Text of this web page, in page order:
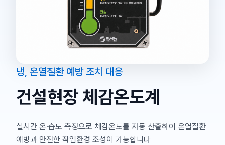
냉, 온열질환 예방 조치 대응
건설현장 체감온도계
실시간 온·습도 측정으로 체감온도를 자동 산출하여 온열질환
예방과 안전한 작업환경 조성이 가능합니다